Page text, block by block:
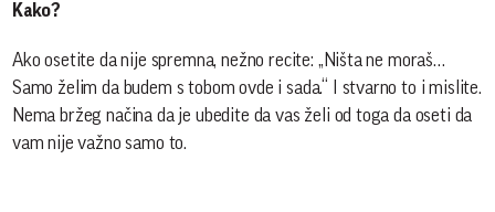
Kako?
Ako osetite da nije spremna, nežno recite: „Ništa ne moraš…
Samo želim da budem s tobom ovde i sada.“ I stvarno to i mislite.
Nema bržeg načina da je ubedite da vas želi od toga da oseti da
vam nije važno samo to.